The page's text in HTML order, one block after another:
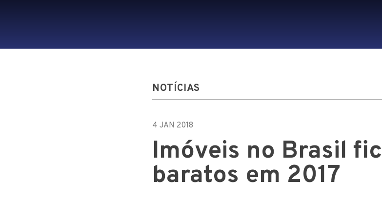
NOTÍCIAS
4 JAN 2018
Imóveis no Brasil
baratos em 2017